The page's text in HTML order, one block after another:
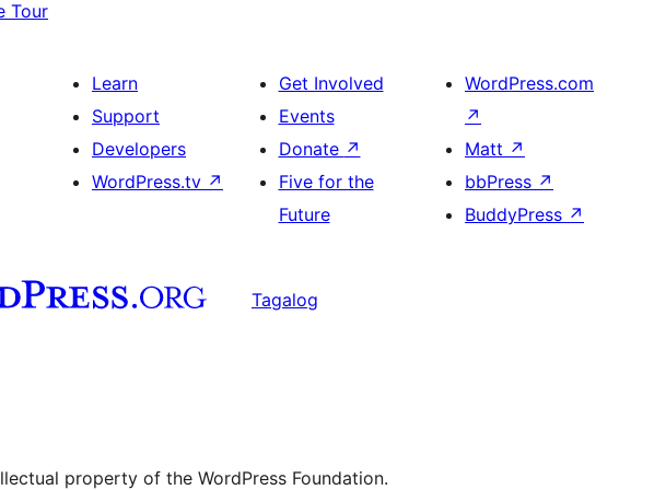
Tour
Learn
Support
Developers
WordPress.tv ↗
Get Involved
Events
Donate ↗
Five for the
Future
WordPress.com
↗
Matt ↗
bbPress ↗
BuddyPress ↗
Tagalog
property of the WordPress Foundation.